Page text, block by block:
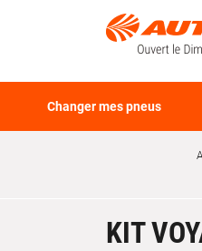
Changer mes pneus
KIT